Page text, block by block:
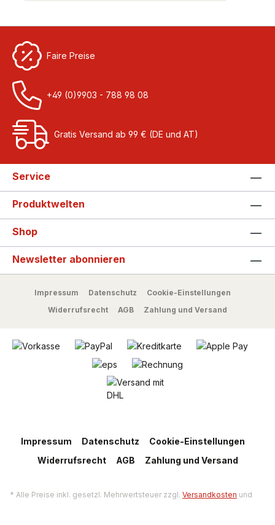
Faire Preise
+49 (0)9903 - 788 98 08
Gratis Versand ab 99 € (DE und AT)
Service
Produktwelten
Shop
Newsletter abonnieren
Impressum Datenschutz
Cookie-Einstellungen
Widerrufsrecht
AGB Zahlung und Versand
Impressum Datenschutz
Cookie-Einstellungen
Widerrufsrecht
AGB Zahlung und Versand
* Alle Preise inkl. gesetzl. Mehrwertsteuer zzgl. Versandkosten und